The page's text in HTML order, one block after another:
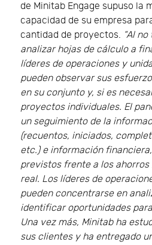
de Minitab Engage supuso la
capacidad de su empresa
cantidad de proyectos. “Al
analizar hojas de cálculo a
líderes de operaciones y
pueden observar sus
en su conjunto y, si es
proyectos individuales. El
un seguimiento de la
(recuentos, iniciados,
etc.) e información
previstos frente a los ahorros
real. Los líderes de
pueden concentrarse en
identificar oportunidades
Una vez más, Minitab ha
sus clientes y ha entregado